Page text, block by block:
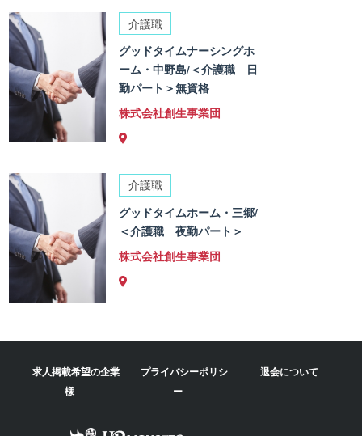
介護職
グッドタイムナーシングホ
ーム・中野島/＜介護職 日
勤パート＞無資格
株式会社創生事業団
介護職
グッドタイムホーム・三郷/
＜介護職 夜勤パート＞
株式会社創生事業団
求人掲載希望の企業
様
プライバシーポリシ
ー
退会について